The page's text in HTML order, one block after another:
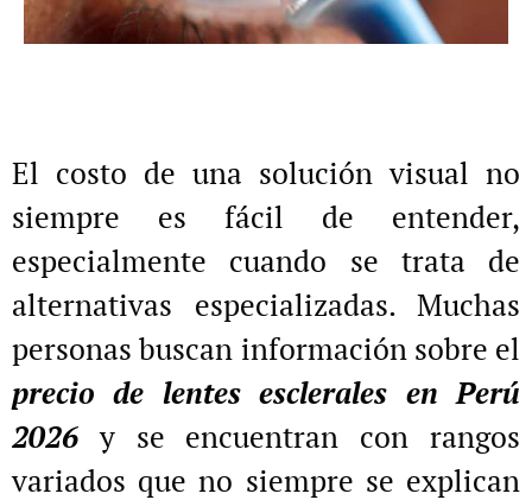
El costo de una solución visual no
siempre es fácil de entender,
especialmente cuando se trata de
alternativas especializadas. Muchas
personas buscan información sobre el
precio de lentes esclerales en Perú
2026 y se encuentran con rangos
variados que no siempre se explican